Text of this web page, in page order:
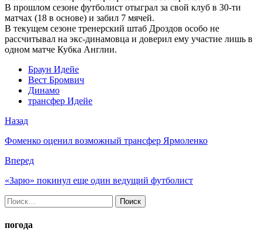
В прошлом сезоне футболист отыграл за свой клуб в 30-ти
матчах (18 в основе) и забил 7 мячей.
В текущем сезоне тренерский штаб Дроздов особо не
рассчитывал на экс-динамовца и доверил ему участие лишь в
одном матче Кубка Англии.
Браун Идейе
Вест Бромвич
Динамо
трансфер Идейе
Назад
Фоменко оценил возможный трансфер Ярмоленко
Вперед
«Зарю» покинул еще один ведущий футболист
Найти:
погода